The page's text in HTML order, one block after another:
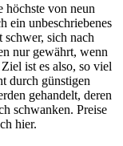
höchste von neun
ein unbeschriebenes
sich nach
nur gewährt, wenn
ist es also, so viel
durch günstigen
gehandelt, deren
schwanken. Preise
hier.